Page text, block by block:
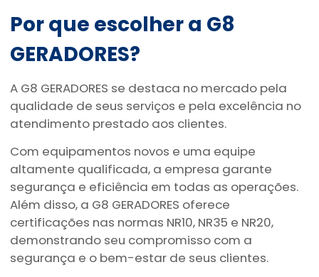
Por que escolher a G8
GERADORES?
A G8 GERADORES se destaca no mercado pela
qualidade de seus serviços e pela excelência no
atendimento prestado aos clientes.
Com equipamentos novos e uma equipe
altamente qualificada, a empresa garante
segurança e eficiência em todas as operações.
Além disso, a G8 GERADORES oferece
certificações nas normas NR10, NR35 e NR20,
demonstrando seu compromisso com a
segurança e o bem-estar de seus clientes.